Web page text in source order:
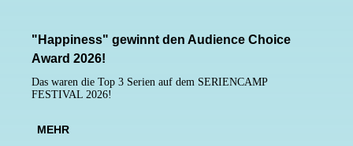
"Happiness" gewinnt den Audience Choice
Award 2026!
Das waren die Top 3 Serien auf dem SERIENCAMP
FESTIVAL 2026!
MEHR